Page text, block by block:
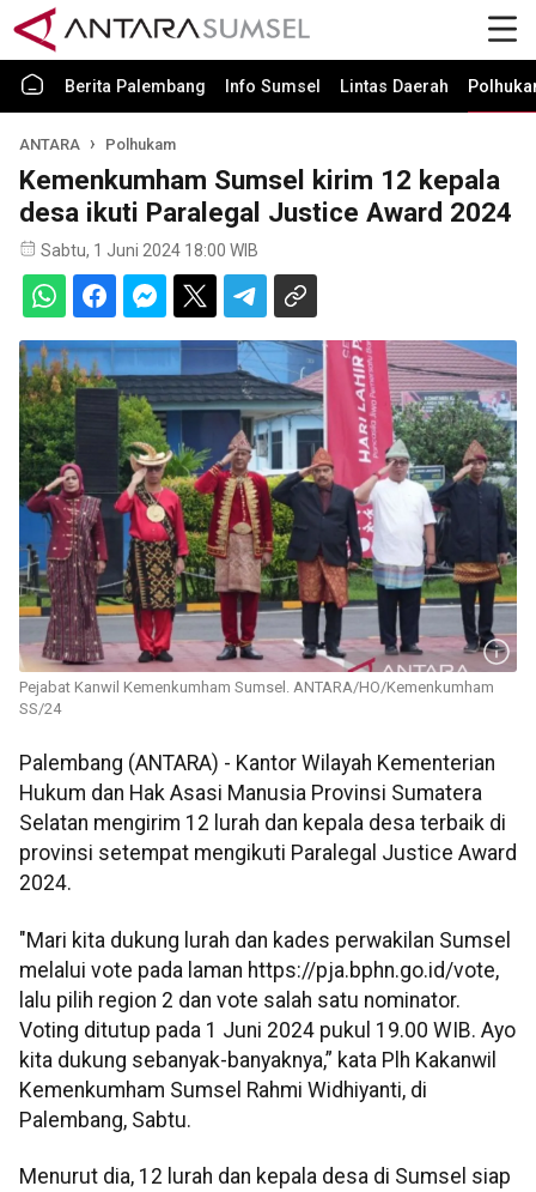
Berita Palembang Info Sumsel Lintas Daerah
ANTARA Polhukam
Kemenkumham Sumsel kirim 12 kepala
desa ikuti Paralegal Justice Award 2024
Sabtu, 1 Juni 2024 18:00 WIB
Pejabat Kanwil Kemenkumham Sumsel. ANTARA/HO/Kemenkumham
SS/24
Palembang (ANTARA) - Kantor Wilayah Kementerian
Hukum dan Hak Asasi Manusia Provinsi Sumatera
Selatan mengirim 12 lurah dan kepala desa terbaik di
provinsi setempat mengikuti Paralegal Justice Award
2024.
"Mari kita dukung lurah dan kades perwakilan Sumsel
melalui vote pada laman https://pja.bphn.go.id/vote,
lalu pilih region 2 dan vote salah satu nominator.
Voting ditutup pada 1 Juni 2024 pukul 19.00 WIB. Ayo
kita dukung sebanyak-banyaknya,” kata Plh Kakanwil
Kemenkumham Sumsel Rahmi Widhiyanti, di
Palembang, Sabtu.
Menurut dia, 12 lurah dan kepala desa di Sumsel siap